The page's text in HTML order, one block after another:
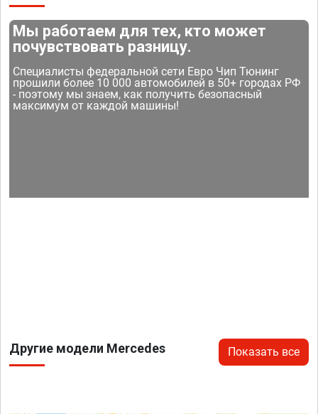
Мы работаем для тех, кто может
почувствовать разницу.
Специалисты федеральной сети Евро Чип Тюнинг
прошили более 10 000 автомобилей в 50+ городах РФ
- поэтому мы знаем, как получить безопасный
максимум от каждой машины!
Другие модели Mercedes Показать все